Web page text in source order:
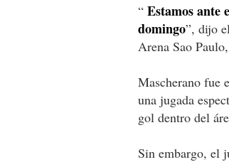
“ Estamos ante
domingo”, dijo
Arena Sao
Mascherano fue
una jugada
gol dentro del
Sin embargo, el